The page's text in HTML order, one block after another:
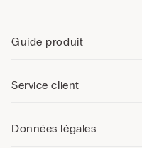
Guide produit
Service client
Données légales